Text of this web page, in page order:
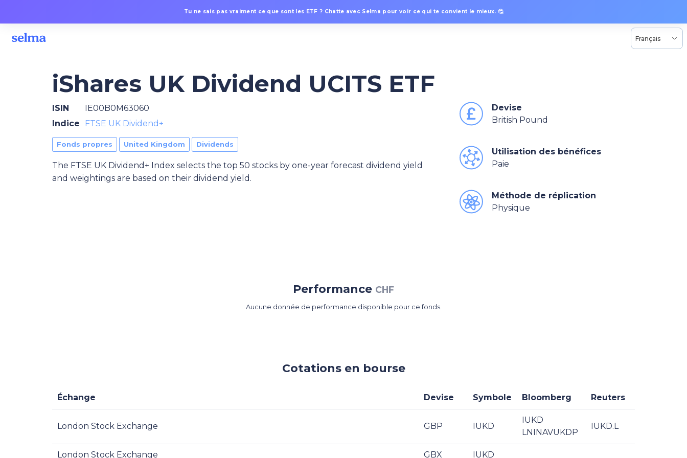
Tu ne sais pas vraiment ce que sont les ETF ? Chatte avec Selma pour voir ce qui te convient le mieux. 🤔
Français
iShares UK Dividend UCITS ETF
ISIN
IE00B0M63060
Indice
FTSE UK Dividend+
Fonds propres United Kingdom Dividends
The FTSE UK Dividend+ Index selects the top 50 stocks by one-year forecast dividend yield
and weightings are based on their dividend yield.
Devise
British Pound
Utilisation des bénéfices
Paie
Méthode de réplication
Physique
Performance CHF
Aucune donnée de performance disponible pour ce fonds.
Cotations en bourse
Échange Devise Symbole Bloomberg Reuters
London Stock Exchange GBP IUKD
IUKD
LNINAVUKDP
IUKD.L
London Stock Exchange GBX IUKD